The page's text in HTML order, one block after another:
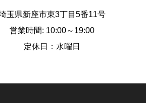
玉県新座市東3丁目5番11号
営業時間: 10:00～19:00
定休日：水曜日